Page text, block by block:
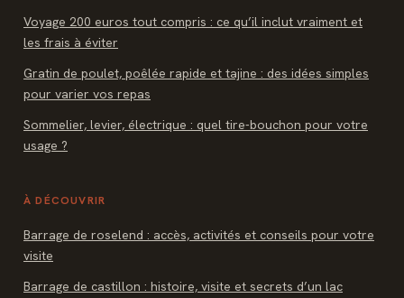
Voyage 200 euros tout compris : ce qu’il inclut vraiment et
les frais à éviter
Gratin de poulet, poêlée rapide et tajine : des idées simples
pour varier vos repas
Sommelier, levier, électrique : quel tire-bouchon pour votre
usage ?
À DÉCOUVRIR
Barrage de roselend : accès, activités et conseils pour votre
visite
Barrage de castillon : histoire, visite et secrets d’un lac